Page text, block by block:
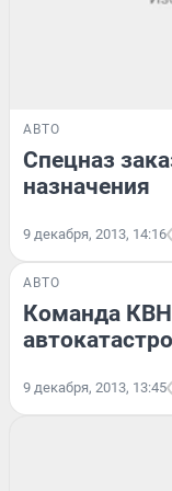
АВТО
Спецназ
назначения
9 декабря, 2013, 14:16
АВТО
Команда
9 декабря, 2013, 13:45